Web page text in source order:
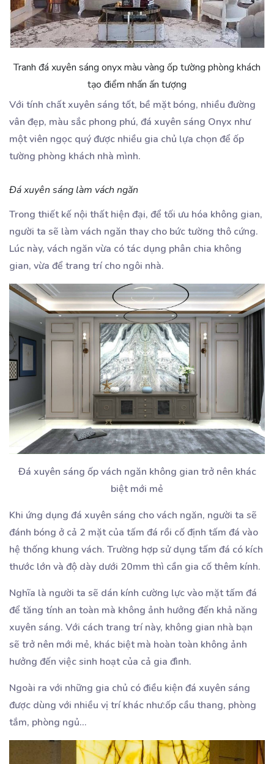
Tranh đá xuyên sáng onyx màu vàng ốp tường phòng khách
tạo điểm nhấn ấn tượng
Với tính chất xuyên sáng tốt, bề mặt bóng, nhiều đường
vân đẹp, màu sắc phong phú, đá xuyên sáng Onyx như
một viên ngọc quý được nhiều gia chủ lựa chọn để ốp
tường phòng khách nhà mình.
Đá xuyên sáng làm vách ngăn
Trong thiết kế nội thất hiện đại, để tối ưu hóa không gian,
người ta sẽ làm vách ngăn thay cho bức tường thô cứng.
Lúc này, vách ngăn vừa có tác dụng phân chia không
gian, vừa để trang trí cho ngôi nhà.
Đá xuyên sáng ốp vách ngăn không gian trở nên khác
biệt mới mẻ
Khi ứng dụng đá xuyên sáng cho vách ngăn, người ta sẽ
đánh bóng ở cả 2 mặt của tấm đá rồi cố định tấm đá vào
hệ thống khung vách. Trường hợp sử dụng tấm đá có kích
thước lớn và độ dày dưới 20mm thì cần gia cố thêm kính.
Nghĩa là người ta sẽ dán kính cường lực vào mặt tấm đá
để tăng tính an toàn mà không ảnh hưởng đến khả năng
xuyên sáng. Với cách trang trí này, không gian nhà bạn
sẽ trở nên mới mẻ, khác biệt mà hoàn toàn không ảnh
hưởng đến việc sinh hoạt của cả gia đình.
Ngoài ra với những gia chủ có điều kiện đá xuyên sáng
được dùng với nhiều vị trí khác như:ốp cầu thang, phòng
tắm, phòng ngủ...